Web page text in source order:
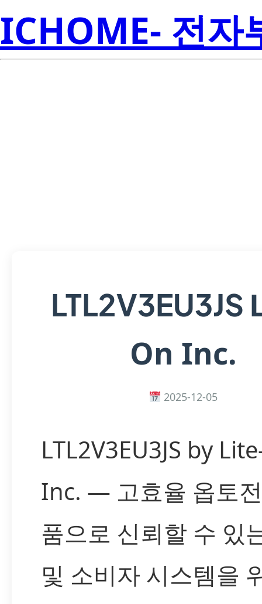
ICHOME- 전자
LTL2V3EU3JS
On Inc.
2025-12-05
LTL2V3EU3JS by
Inc. — 고효율 옵토
품으로 신뢰할 수 있
및 소비자 시스템을